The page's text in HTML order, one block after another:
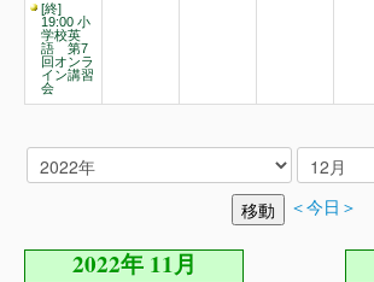
[終]
19:00 小
学校英
語 第7
回オンラ
イン講習
会
＜今日＞
2022年 11月